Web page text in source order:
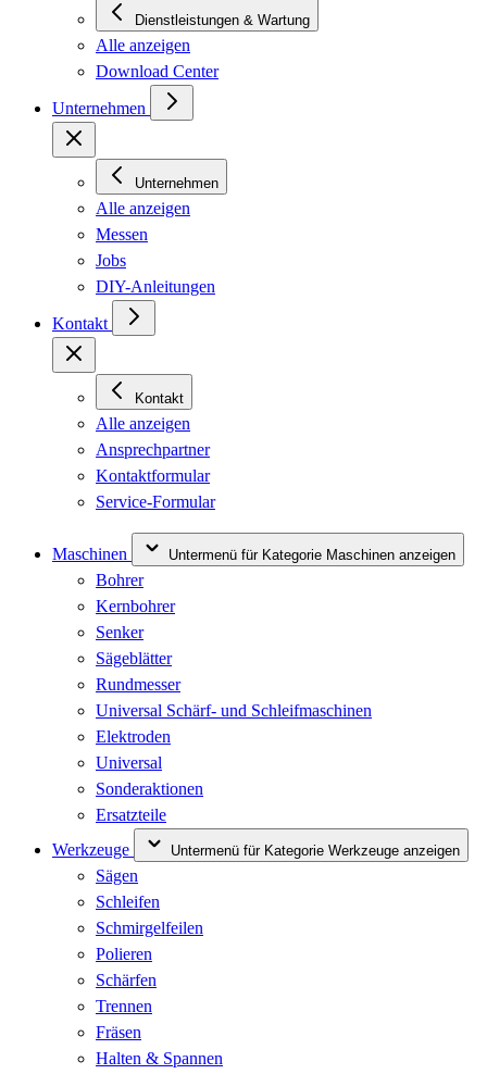
Dienstleistungen & Wartung
Alle anzeigen
Download Center
Unternehmen
Unternehmen
Alle anzeigen
Messen
Jobs
DIY-Anleitungen
Kontakt
Kontakt
Alle anzeigen
Ansprechpartner
Kontaktformular
Service-Formular
Maschinen Untermenü für Kategorie Maschinen anzeigen
Bohrer
Kernbohrer
Senker
Sägeblätter
Rundmesser
Universal Schärf- und Schleifmaschinen
Elektroden
Universal
Sonderaktionen
Ersatzteile
Werkzeuge
Untermenü für Kategorie Werkzeuge anzeigen
Sägen
Schleifen
Schmirgelfeilen
Polieren
Schärfen
Trennen
Fräsen
Halten & Spannen